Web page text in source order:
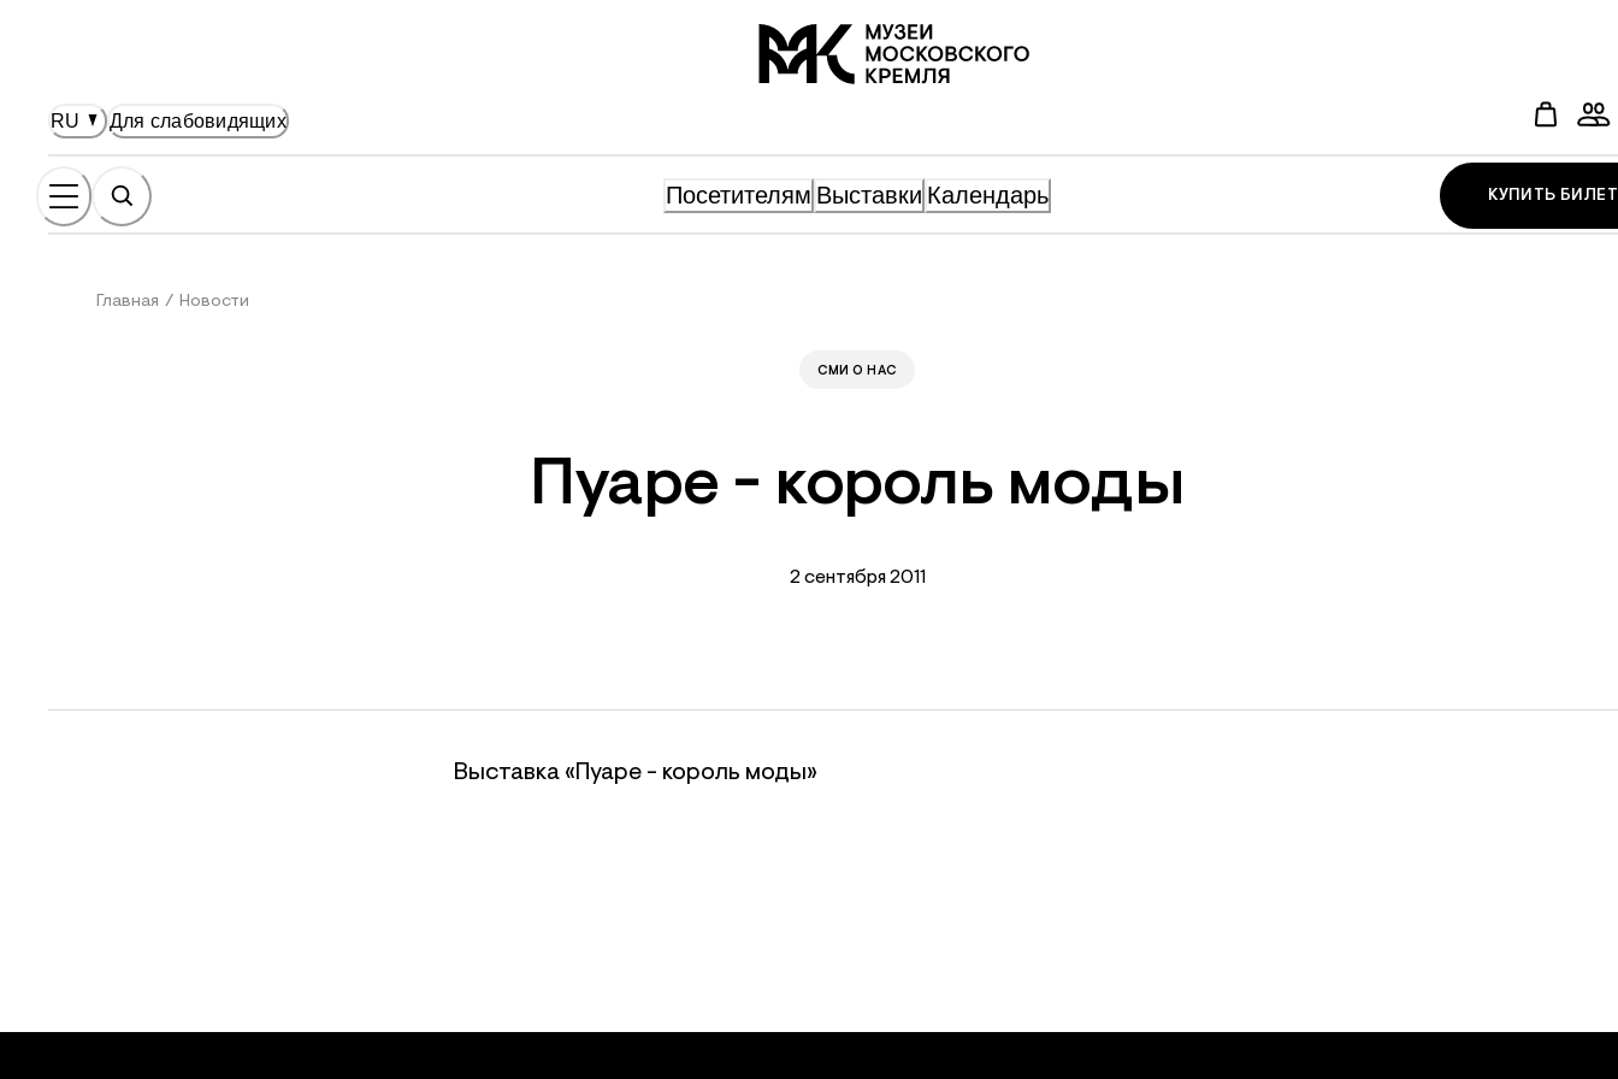
RU Для слабовидящих
На главную
Посетителям Выставки Календарь КУПИТЬ БИЛЕТ
Главная / Новости
СМИ О НАС
Пуаре - король моды
2 сентября 2011
Выставка «Пуаре - король моды»